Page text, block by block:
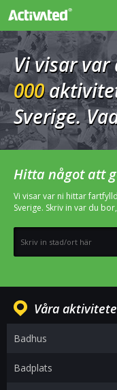
Vi visar
000
Sverige.
Hitta något att
Vi visar var ni hittar
Sverige. Skriv in var du
Våra
Badhus
Badplats